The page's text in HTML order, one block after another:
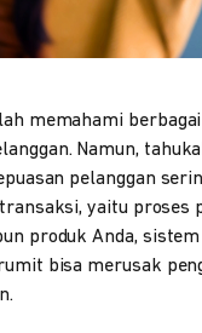
memahami
Namun,
pelanggan
yaitu proses
produk Anda,
bisa merusak